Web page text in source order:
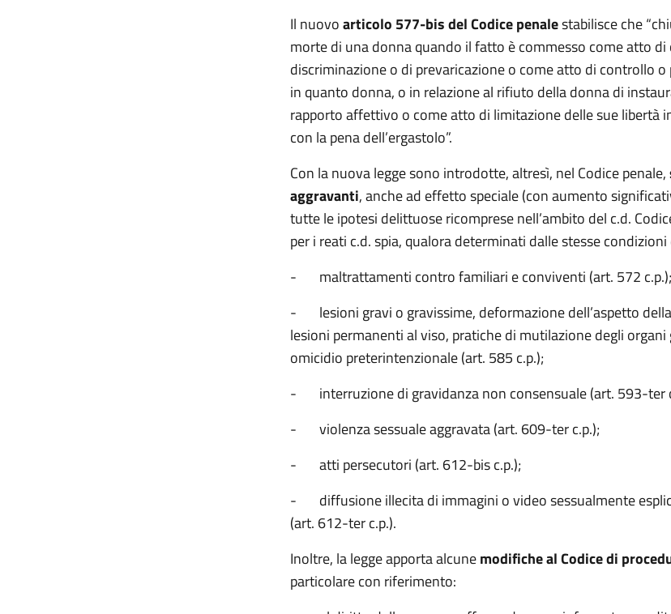
Il nuovoarticolo 577-bis del Codice penalestabilisce che
morte di una donna quando il fatto è commesso come atto di
discriminazione o di prevaricazione o come atto di controllo
in quanto donna, o in relazione al rifiuto della donna di
rapporto affettivo o come atto di limitazione delle sue libertà
con la pena dell’ergastolo”.
Con la nuova legge sono introdotte, altresì, nel Codice penale,
aggravanti, anche ad effetto speciale (con aumento
tutte le ipotesi delittuose ricomprese nell’ambito del c.d.
per i reati c.d. spia, qualora determinati dalle stesse
- maltrattamenti contro familiari e conviventi (art. 572 c.p.);
- lesioni gravi o gravissime, deformazione dell’aspetto
lesioni permanenti al viso, pratiche di mutilazione degli
omicidio preterintenzionale (art. 585 c.p.);
- interruzione di gravidanza non consensuale (art. 593-ter
- violenza sessuale aggravata (art. 609-ter c.p.);
- atti persecutori (art. 612-bis c.p.);
- diffusione illecita di immagini o video sessualmente
(art. 612-ter c.p.).
Inoltre, la legge apporta alcunemodifiche al Codice di
particolare con riferimento: